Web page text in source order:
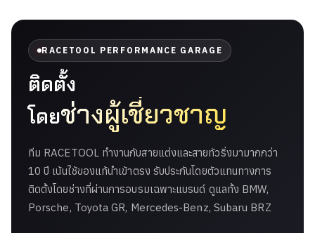
RACETOOL PERFORMANCE GARAGE
ติดตั้ง
โดยช่างผู้เชี่ยวชาญ
ทีม RACETOOL ทำงานกับสายแต่งและสายทัวริ่งมามากกว่า
10 ปี เน้นใช้ของแท้นำเข้าตรง รับประกันโดยตัวแทนทางการ
ติดตั้งโดยช่างที่ผ่านการอบรมเฉพาะแบรนด์ ดูแลทั้ง BMW,
Porsche, Toyota GR, Mercedes-Benz, Subaru BRZ